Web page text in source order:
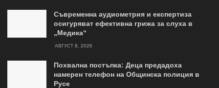
Съвременна аудиометрия и експертиза
осигуряват ефективна грижа за слуха в
„Медика“
АВГУСТ 8, 2026
Похвална постъпка: Деца предадоха
намерен телефон на Общинска полиция в
Русе